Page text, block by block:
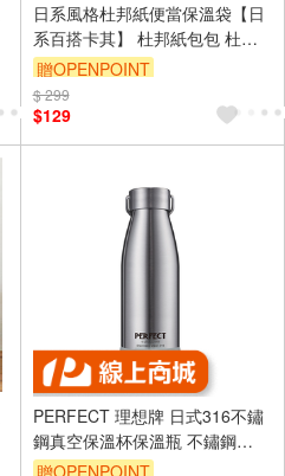
日系風格杜邦紙便當保溫袋【日
系百搭卡其】 杜邦紙包包 杜邦
紙保溫袋 餐袋 杜邦紙袋 杜邦紙
防水餐袋 保溫便當袋 便當袋 保
冷袋 保溫袋
贈OPENPOINT
$ 299
$129
PERFECT 理想牌 日式316不鏽
鋼真空保溫杯保溫瓶 不鏽鋼
350cc-Leidea樂德兒